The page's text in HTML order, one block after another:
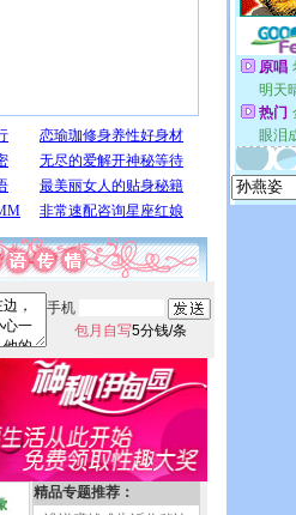
手机
包月自写5分钱/条
精品专题推荐：